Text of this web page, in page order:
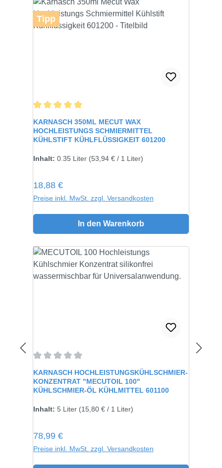
Tipp
KARNASCH 350ML MECUT WAX
HOCHLEISTUNGS SCHMIERMITTEL
KÜHLSTIFT KÜHLFLÜSSIGKEIT 601200
Inhalt: 0.35 Liter (53,94 € / 1 Liter)
Regulärer Preis:
18,88 €
Preise inkl. MwSt. zzgl. Versandkosten
In den Warenkorb
Durchschnittliche Bewertung von 0 von 5 Sternen
KARNASCH HOCHLEISTUNGSKÜHLSCHMIER-
KONZENTRAT "MECUTOIL 100"
KÜHLSCHMIER-ÖL KÜHLMITTEL 601100
Inhalt: 5 Liter (15,80 € / 1 Liter)
Regulärer Preis:
78,99 €
Preise inkl. MwSt. zzgl. Versandkosten